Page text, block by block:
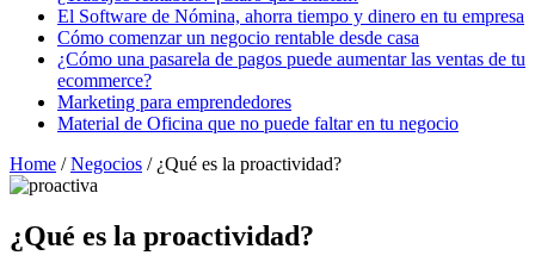
El Software de Nómina, ahorra tiempo y dinero en tu empresa
Cómo comenzar un negocio rentable desde casa
¿Cómo una pasarela de pagos puede aumentar las ventas de tu
ecommerce?
Marketing para emprendedores
Material de Oficina que no puede faltar en tu negocio
Home / Negocios / ¿Qué es la proactividad?
¿Qué es la proactividad?